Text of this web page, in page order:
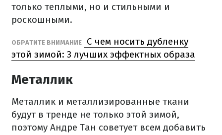
только теплыми, но и стильными и
роскошными.
ОБРАТИТЕ ВНИМАНИЕ
С чем носить дубленку
этой зимой: 3 лучших эффектных образа
Металлик
Металлик и металлизированные ткани
будут в тренде не только этой зимой,
поэтому Андре Тан советует всем добавить